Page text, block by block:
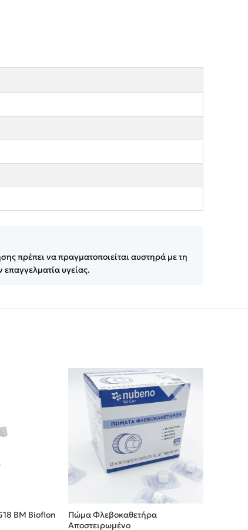
πρέπει να πραγματοποιείται αυστηρά με τη
επαγγελματία υγείας.
BM Bioflon
Πώμα Φλεβοκαθετήρα
Αποστειρωμένο